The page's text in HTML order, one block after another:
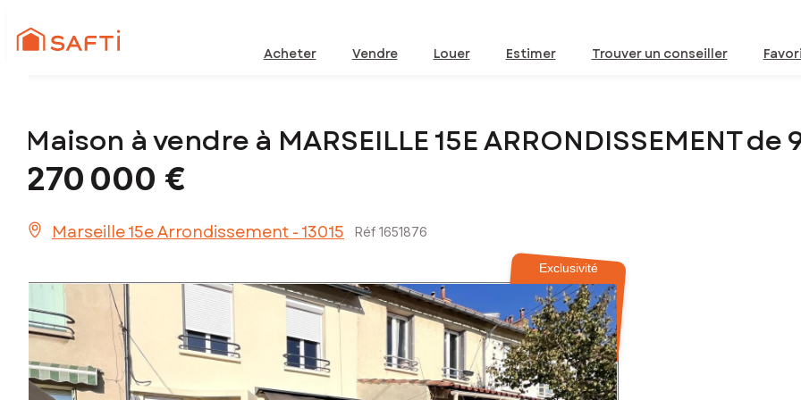
Acheter Vendre Louer Estimer Trouver un conseiller
Maison à vendre à MARSEILLE 15E ARRONDISSEMENT de
270 000 €
Marseille 15e Arrondissement - 13015 Réf 1651876
Exclusivité